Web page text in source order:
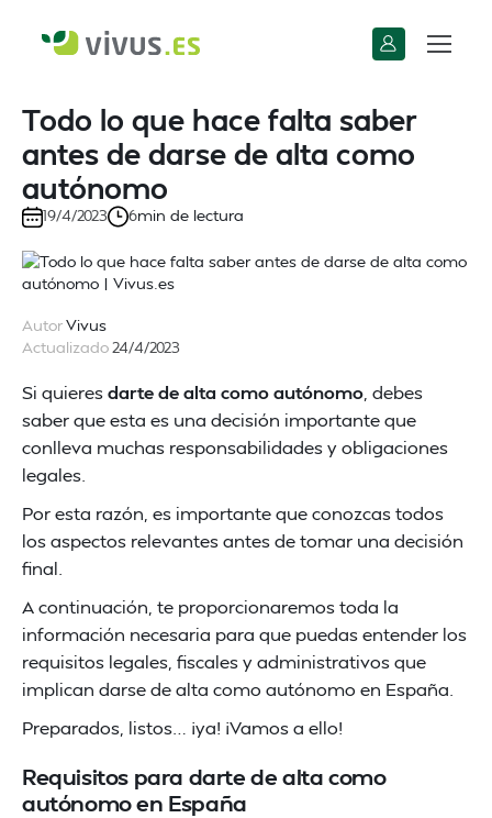
Todo lo que hace falta saber
antes de darse de alta como
autónomo
19/4/2023 6min de lectura
AutorVivus
Actualizado24/4/2023
Si quieresdarte de alta como autónomo , debes
saber que esta es una decisión importante que
conlleva muchas responsabilidades y obligaciones
legales.
Por esta razón, es importante que conozcas todos
los aspectos relevantes antes de tomar una decisión
final.
A continuación, te proporcionaremos toda la
información necesaria para que puedas entender los
requisitos legales, fiscales y administrativos que
implican darse de alta como autónomo en España.
Preparados, listos… ¡ya! ¡Vamos a ello!
Requisitos para darte de alta como
autónomo en España